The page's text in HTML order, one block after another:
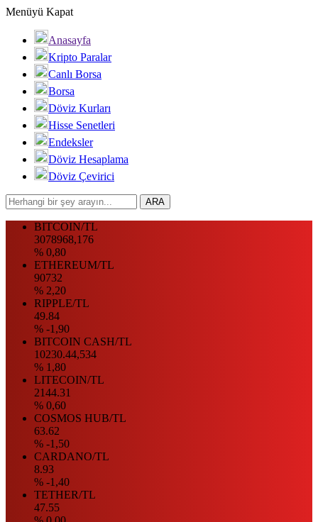
Menüyü Kapat
Anasayfa
Kripto Paralar
Canlı Borsa
Borsa
Döviz Kurları
Hisse Senetleri
Endeksler
Döviz Hesaplama
Döviz Çevirici
BITCOIN/TL
3078968,176
% 0,80
ETHEREUM/TL
90732
% 2,20
RIPPLE/TL
49.84
% -1,90
BITCOIN CASH/TL
10230.44,534
% 1,80
LITECOIN/TL
2144.31
% 0,60
COSMOS HUB/TL
63.62
% -1,50
CARDANO/TL
8.93
% -1,40
TETHER/TL
47.55